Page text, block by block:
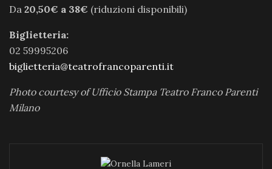
Da 20,50€ a 38€ (riduzioni disponibili)
Biglietteria:
02 59995206
biglietteria@teatrofrancoparenti.it
Photo courtesy of Ufficio Stampa Teatro Franco Parenti
Milano